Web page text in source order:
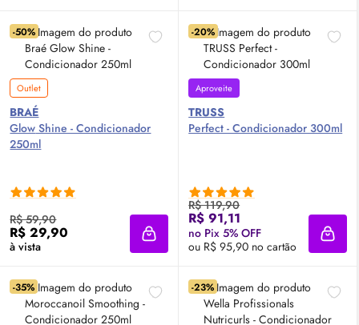
-50%
Outlet
BRAÉ
Glow Shine - Condicionador
250ml
R$ 59,90
R$ 29,90
à vista Adicionar à sacola
-20%
Aproveite
TRUSS
Perfect - Condicionador 300ml
R$ 119,90
R$ 91,11
no Pix 5% OFF
ou R$ 95,90 no cartão
-35% -23%